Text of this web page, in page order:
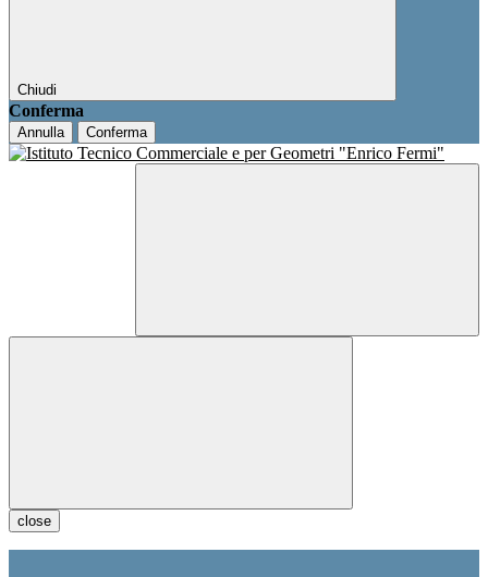
Chiudi
Conferma
Annulla Conferma
close